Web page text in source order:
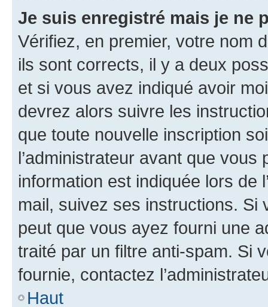
Je suis enregistré mais je ne
Vérifiez, en premier, votre nom
ils sont corrects, il y a deux
et si vous avez indiqué avoir
devrez alors suivre les
que toute nouvelle inscription
l’administrateur avant que
information est indiquée lors de
mail, suivez ses instructions. Si
peut que vous ayez fourni une
traité par un filtre anti-spam. Si
fournie, contactez
Haut